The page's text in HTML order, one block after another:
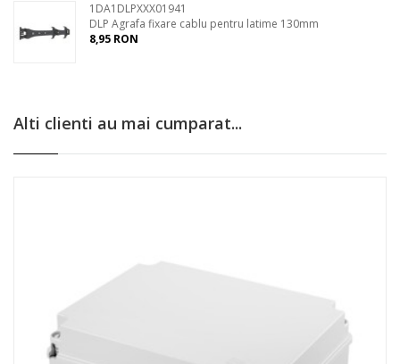
1DA1DLPXXX01941
DLP Agrafa fixare cablu pentru latime 130mm
8,95 RON
Alti clienti au mai cumparat...